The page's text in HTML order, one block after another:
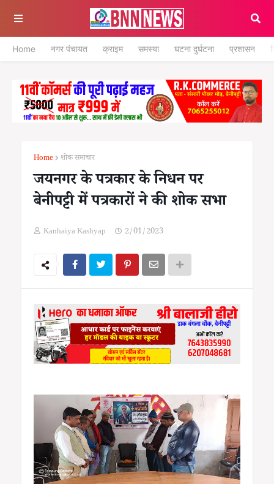
Home नगर पंचायत क्राइम समस्या घटना दुर्घटना प्रशासन
Home शोक समाचार
जयनगर के पत्रकार के निधन पर
बेनीपट्टी में पत्रकारों ने की शोक सभा
Kanhaiya Kashyap 2/01/2023